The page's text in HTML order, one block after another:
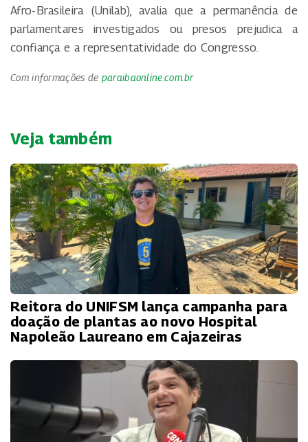
Afro-Brasileira (Unilab), avalia que a permanência de
parlamentares investigados ou presos prejudica a
confiança e a representatividade do Congresso.
Com informações de paraibaonline.com.br
Veja também
Reitora do UNIFSM lança campanha para
doação de plantas ao novo Hospital
Napoleão Laureano em Cajazeiras